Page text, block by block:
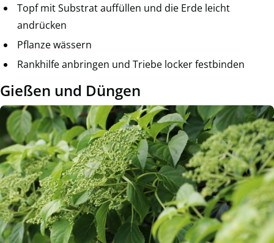
Topf mit Substrat auffüllen und die Erde leicht
andrücken
Pflanze wässern
Rankhilfe anbringen und Triebe locker festbinden
Gießen und Düngen